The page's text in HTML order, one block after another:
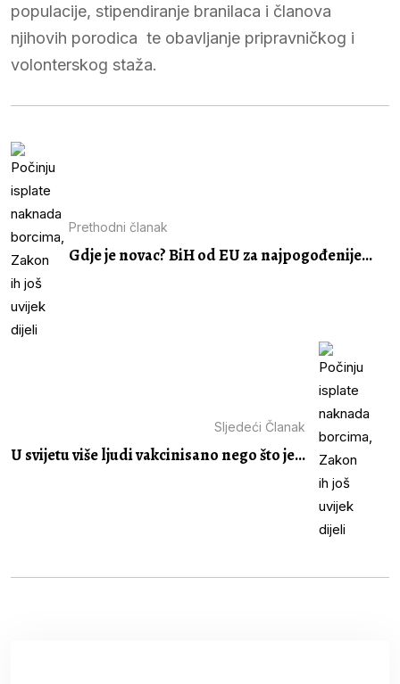
populacije, stipendiranje branilaca i članova
njihovih porodica te obavljanje pripravničkog i
volonterskog staža.
Prethodni članak
Gdje je novac? BiH od EU za najpogođenije...
Sljedeći Članak
U svijetu više ljudi vakcinisano nego što je...